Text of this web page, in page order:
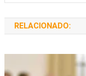
RELACIONADO: